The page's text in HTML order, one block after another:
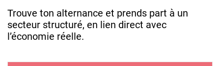
Trouve ton alternance et prends part à un
secteur structuré, en lien direct avec
l’économie réelle.